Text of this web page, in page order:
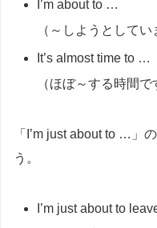
I’m about to …
（～しようとしてい
It’s almost time to …
（ほぼ～する時間で
「I’m just about to …」
う。
I’m just about to